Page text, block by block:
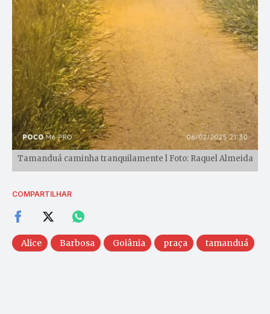
Tamanduá caminha tranquilamente l Foto: Raquel Almeida
COMPARTILHAR
Alice Barbosa Goiânia praça tamanduá